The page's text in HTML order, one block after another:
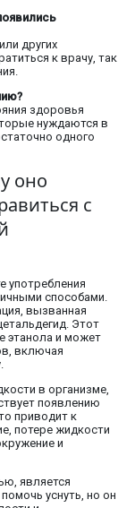
других
к врачу, так
здоровья
нуждаются в
одного
оно
с
употребления
способами.
вызванная
Этот
этанола и может
включая
в организме,
появлению
приводит к
потере жидкости
и
является
уснуть, но он